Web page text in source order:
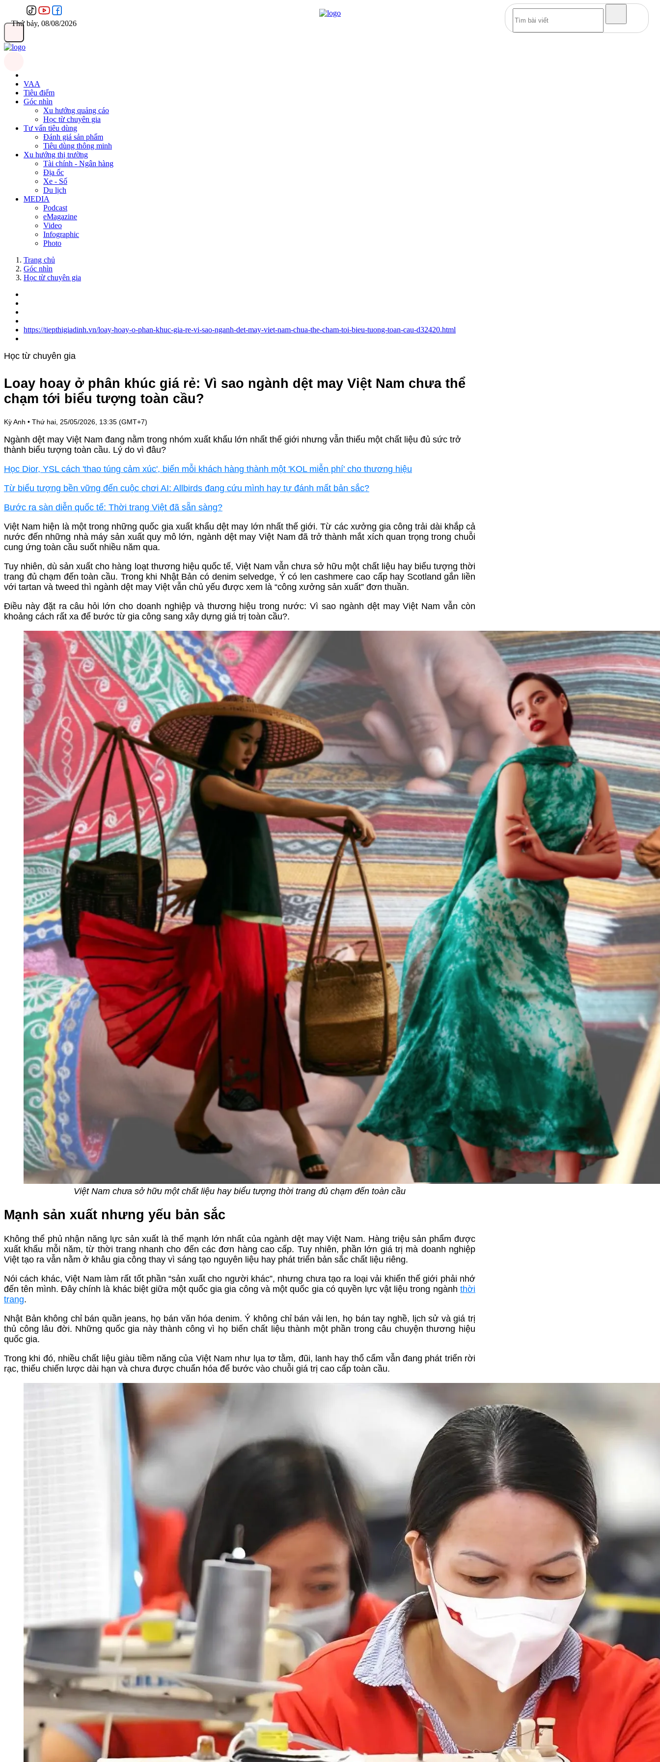
Thứ bảy, 08/08/2026
VAA
Tiêu điểm
Góc nhìn
Xu hướng quảng cáo
Học từ chuyên gia
Tư vấn tiêu dùng
Đánh giá sản phẩm
Tiêu dùng thông minh
Xu hướng thị trường
Tài chính - Ngân hàng
Địa ốc
Xe - Số
Du lịch
MEDIA
Podcast
eMagazine
Video
Infographic
Photo
Trang chủ
Góc nhìn
Học từ chuyên gia
https://tiepthigiadinh.vn/loay-hoay-o-phan-khuc-gia-re-vi-sao-nganh-det-may-viet-nam-chua-the-cham-toi-bieu-tuong-toan-cau-d32420.html
Học từ chuyên gia
Loay hoay ở phân khúc giá rẻ: Vì sao ngành dệt may Việt Nam chưa thể
chạm tới biểu tượng toàn cầu?
Kỳ Anh • Thứ hai, 25/05/2026, 13:35 (GMT+7)
Ngành dệt may Việt Nam đang nằm trong nhóm xuất khẩu lớn nhất thế giới nhưng vẫn thiếu một chất liệu đủ sức trở
thành biểu tượng toàn cầu. Lý do vì đâu?
Học Dior, YSL cách 'thao túng cảm xúc', biến mỗi khách hàng thành một 'KOL miễn phí' cho thương hiệu
Từ biểu tượng bền vững đến cuộc chơi AI: Allbirds đang cứu mình hay tự đánh mất bản sắc?
Bước ra sàn diễn quốc tế: Thời trang Việt đã sẵn sàng?
Việt Nam hiện là một trong những quốc gia xuất khẩu dệt may lớn nhất thế giới. Từ các xưởng gia công trải dài khắp cả
nước đến những nhà máy sản xuất quy mô lớn, ngành dệt may Việt Nam đã trở thành mắt xích quan trọng trong chuỗi
cung ứng toàn cầu suốt nhiều năm qua.
Tuy nhiên, dù sản xuất cho hàng loạt thương hiệu quốc tế, Việt Nam vẫn chưa sở hữu một chất liệu hay biểu tượng thời
trang đủ chạm đến toàn cầu. Trong khi Nhật Bản có denim selvedge, Ý có len cashmere cao cấp hay Scotland gắn liền
với tartan và tweed thì ngành dệt may Việt vẫn chủ yếu được xem là “công xưởng sản xuất” đơn thuần.
Điều này đặt ra câu hỏi lớn cho doanh nghiệp và thương hiệu trong nước: Vì sao ngành dệt may Việt Nam vẫn còn
khoảng cách rất xa để bước từ gia công sang xây dựng giá trị toàn cầu?.
Việt Nam chưa sở hữu một chất liệu hay biểu tượng thời trang đủ chạm đến toàn cầu
Mạnh sản xuất nhưng yếu bản sắc
Không thể phủ nhận năng lực sản xuất là thế mạnh lớn nhất của ngành dệt may Việt Nam. Hàng triệu sản phẩm được
xuất khẩu mỗi năm, từ thời trang nhanh cho đến các đơn hàng cao cấp. Tuy nhiên, phần lớn giá trị mà doanh nghiệp
Việt tạo ra vẫn nằm ở khâu gia công thay vì sáng tạo nguyên liệu hay phát triển bản sắc chất liệu riêng.
Nói cách khác, Việt Nam làm rất tốt phần “sản xuất cho người khác”, nhưng chưa tạo ra loại vải khiến thế giới phải nhớ
đến tên mình. Đây chính là khác biệt giữa một quốc gia gia công và một quốc gia có quyền lực vật liệu trong ngành thời
trang.
Nhật Bản không chỉ bán quần jeans, họ bán văn hóa denim. Ý không chỉ bán vải len, họ bán tay nghề, lịch sử và giá trị
thủ công lâu đời. Những quốc gia này thành công vì họ biến chất liệu thành một phần trong câu chuyện thương hiệu
quốc gia.
Trong khi đó, nhiều chất liệu giàu tiềm năng của Việt Nam như lụa tơ tằm, đũi, lanh hay thổ cẩm vẫn đang phát triển rời
rạc, thiếu chiến lược dài hạn và chưa được chuẩn hóa để bước vào chuỗi giá trị cao cấp toàn cầu.